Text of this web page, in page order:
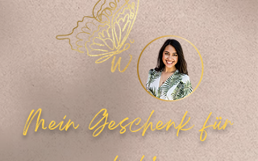
Mein Geschenk für